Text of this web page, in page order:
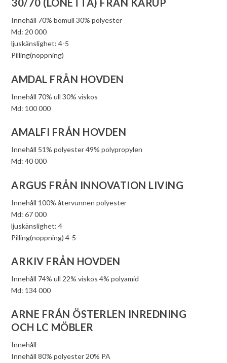
30/70 (LONETTA) FRÅN KARUP
Innehåll 70% bomull 30% polyester
Md: 20 000
ljuskänslighet: 4-5
Pilling(noppning)
AMDAL FRÅN HOVDEN
Innehåll 70% ull 30% viskos
Md: 100 000
AMALFI FRÅN HOVDEN
Innehåll 51% polyester 49% polypropylen
Md: 40 000
ARGUS FRÅN INNOVATION LIVING
Innehåll 100% återvunnen polyester
Md: 67 000
ljuskänslighet: 4
Pilling(noppning) 4-5
ARKIV FRÅN HOVDEN
Innehåll 74% ull 22% viskos 4% polyamid
Md: 134 000
ARNE FRÅN ÖSTERLEN INREDNING
OCH LC MÖBLER
Innehåll
Innehåll 80% polyester 20% PA